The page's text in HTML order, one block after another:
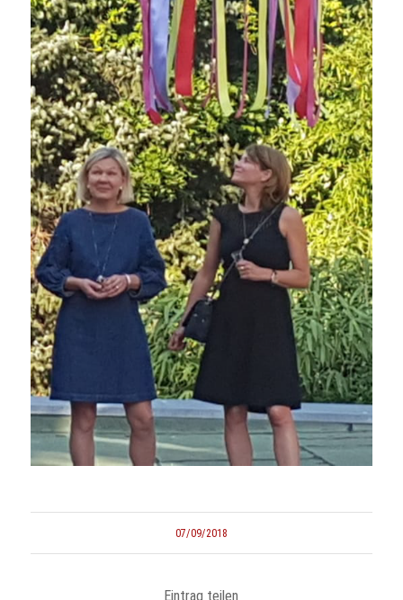
07/09/2018
Eintrag teilen